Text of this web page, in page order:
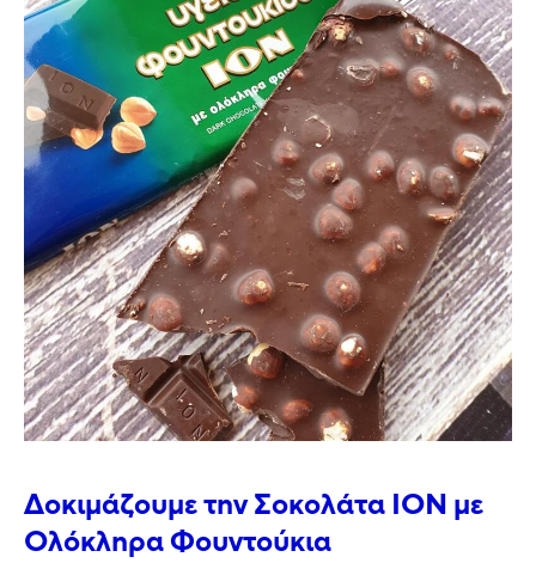
Δοκιμάζουμε την Σοκολάτα ΙΟΝ με
Ολόκληρα Φουντούκια